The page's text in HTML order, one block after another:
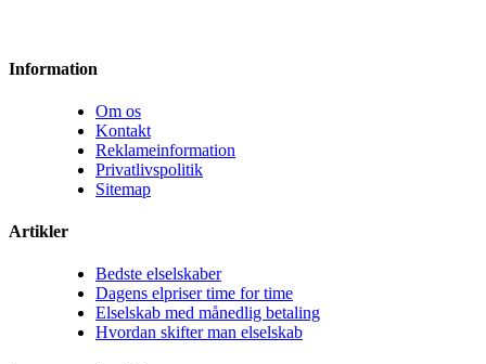
Information
Om os
Kontakt
Reklameinformation
Privatlivspolitik
Sitemap
Artikler
Bedste elselskaber
Dagens elpriser time for time
Elselskab med månedlig betaling
Hvordan skifter man elselskab